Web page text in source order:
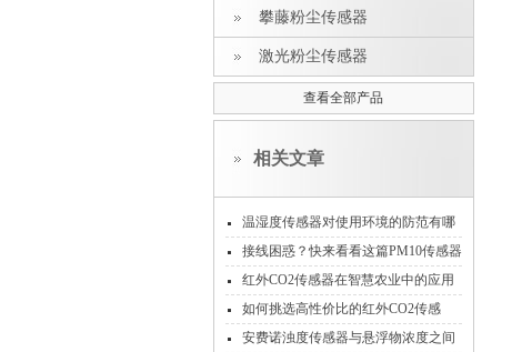
攀藤粉尘传感器
激光粉尘传感器
查看全部产品
相关文章
温湿度传感器对使用环境的防范有哪
些
接线困惑？快来看看这篇PM10传感器
接线指南
红外CO2传感器在智慧农业中的应用
如何挑选高性价比的红外CO2传感
器？
安费诺浊度传感器与悬浮物浓度之间